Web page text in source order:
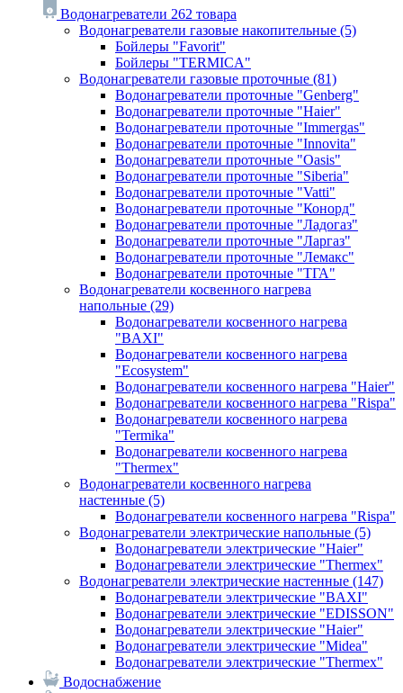
Водонагреватели 262 товара
Водонагреватели газовые накопительные (5)
Бойлеры "Favorit"
Бойлеры "TERMICA"
Водонагреватели газовые проточные (81)
Водонагреватели проточные "Genberg"
Водонагреватели проточные "Haier"
Водонагреватели проточные "Immergas"
Водонагреватели проточные "Innovita"
Водонагреватели проточные "Oasis"
Водонагреватели проточные "Siberia"
Водонагреватели проточные "Vatti"
Водонагреватели проточные "Конорд"
Водонагреватели проточные "Ладогаз"
Водонагреватели проточные "Ларгаз"
Водонагреватели проточные "Лемакс"
Водонагреватели проточные "ТГА"
Водонагреватели косвенного нагрева
напольные (29)
Водонагреватели косвенного нагрева
"BAXI"
Водонагреватели косвенного нагрева
"Ecosystem"
Водонагреватели косвенного нагрева "Haier"
Водонагреватели косвенного нагрева "Rispa"
Водонагреватели косвенного нагрева
"Termika"
Водонагреватели косвенного нагрева
"Thermex"
Водонагреватели косвенного нагрева
настенные (5)
Водонагреватели косвенного нагрева "Rispa"
Водонагреватели электрические напольные (5)
Водонагреватели электрические "Haier"
Водонагреватели электрические "Thermex"
Водонагреватели электрические настенные (147)
Водонагреватели электрические "BAXI"
Водонагреватели электрические "EDISSON"
Водонагреватели электрические "Haier"
Водонагреватели электрические "Midea"
Водонагреватели электрические "Thermex"
Водоснабжение